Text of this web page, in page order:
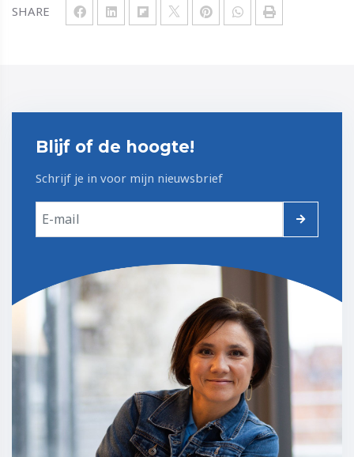
SHARE
Blijf of de hoogte!
Schrijf je in voor mijn nieuwsbrief